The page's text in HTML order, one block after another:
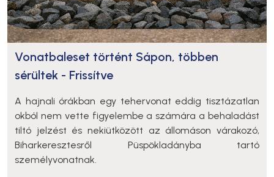
Vonatbaleset történt Sápon, többen
sérültek - Frissítve
A hajnali órákban egy tehervonat eddig tisztázatlan
okból nem vette figyelembe a számára a behaladást
tiltó jelzést és nekiütközött az állomáson várakozó,
Biharkeresztesről Püspökladányba tartó
személyvonatnak.